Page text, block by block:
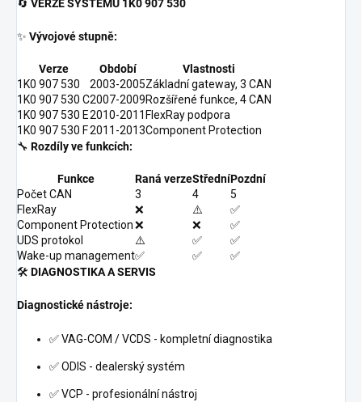
🔄 VERZE SYSTÉMU 1K0 907 530
✨ Vývojové stupně:
Verze Období
Vlastnosti
1K0 907 530
2003-2005Základní gateway, 3 CAN
1K0 907 530 C2007-2009Rozšířené funkce, 4 CAN
1K0 907 530 E2010-2011 FlexRay podpora
1K0 907 530 F2011-2013Component Protection
🔧 Rozdíly ve funkcích:
Funkce Raná verzeStředníPozdní
Počet CAN
3 4
5
FlexRay
❌ ⚠️
✅
Component Protection❌ ❌
✅
UDS protokol
⚠️ ✅
✅
Wake-up management✅ ✅
✅
🛠️ DIAGNOSTIKA A SERVIS
Diagnostické nástroje:
✅ VAG-COM / VCDS - kompletní diagnostika
✅ ODIS - dealerský systém
✅ VCP - profesionální nástroj